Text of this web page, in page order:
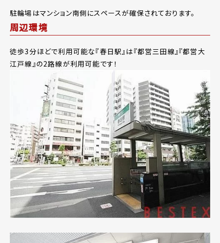
駐輪場はマンション南側にスペースが確保されております。
周辺環境
徒歩3分ほどで利用可能な『春日駅』は『都営三田線』『都営大
江戸線』の2路線が利用可能です！